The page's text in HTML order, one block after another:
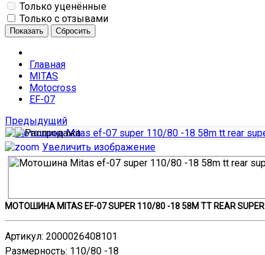
Только уценённые
Только с отзывами
Показать Сбросить
Главная
MITAS
Motocross
EF-07
Предыдущий
Увеличить изображение
МОТОШИНА MITAS EF-07 SUPER 110/80 -18 58M TT REAR SUPER
Артикул: 2000026408101
Размерность: 110/80 -18